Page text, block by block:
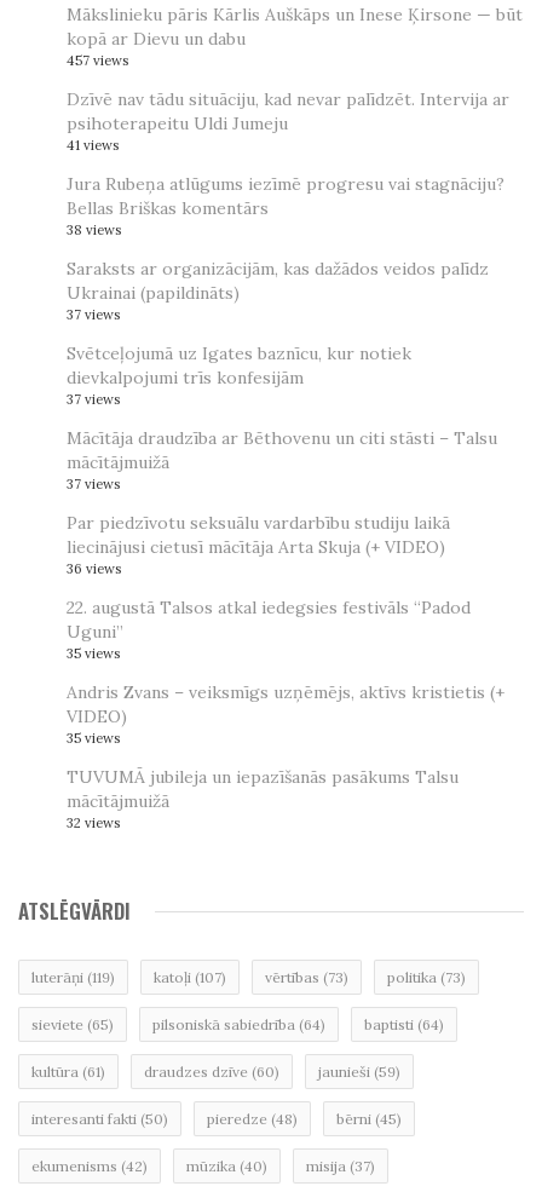
Mākslinieku pāris Kārlis Auškāps un Inese Ķirsone — būt
kopā ar Dievu un dabu
457 views
Dzīvē nav tādu situāciju, kad nevar palīdzēt. Intervija ar
psihoterapeitu Uldi Jumeju
41 views
Jura Rubeņa atlūgums iezīmē progresu vai stagnāciju?
Bellas Briškas komentārs
38 views
Saraksts ar organizācijām, kas dažādos veidos palīdz
Ukrainai (papildināts)
37 views
Svētceļojumā uz Igates baznīcu, kur notiek
dievkalpojumi trīs konfesijām
37 views
Mācītāja draudzība ar Bēthovenu un citi stāsti – Talsu
mācītājmuižā
37 views
Par piedzīvotu seksuālu vardarbību studiju laikā
liecinājusi cietusī mācītāja Arta Skuja (+ VIDEO)
36 views
22. augustā Talsos atkal iedegsies festivāls “Padod
Uguni”
35 views
Andris Zvans – veiksmīgs uzņēmējs, aktīvs kristietis (+
VIDEO)
35 views
TUVUMĀ jubileja un iepazīšanās pasākums Talsu
mācītājmuižā
32 views
ATSLĒGVĀRDI
luterāņi (119) katoļi (107) vērtības (73) politika (73)
sieviete (65) pilsoniskā sabiedrība (64) baptisti (64)
kultūra (61) draudzes dzīve (60) jaunieši (59)
interesanti fakti (50) pieredze (48) bērni (45)
ekumenisms (42) mūzika (40) misija (37)